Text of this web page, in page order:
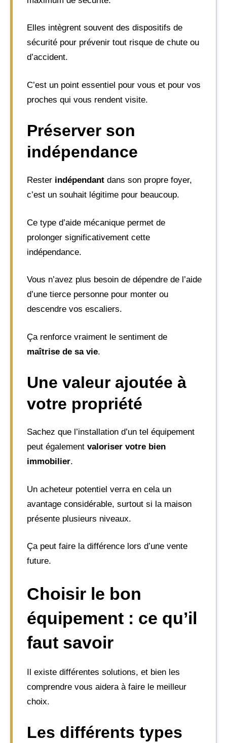
Elles intègrent souvent des dispositifs de
sécurité pour prévenir tout risque de chute ou
d’accident.
C’est un point essentiel pour vous et pour vos
proches qui vous rendent visite.
Préserver son
indépendance
Rester indépendant dans son propre foyer,
c’est un souhait légitime pour beaucoup.
Ce type d’aide mécanique permet de
prolonger significativement cette
indépendance.
Vous n’avez plus besoin de dépendre de l’aide
d’une tierce personne pour monter ou
descendre vos escaliers.
Ça renforce vraiment le sentiment de
maîtrise de sa vie.
Une valeur ajoutée à
votre propriété
Sachez que l’installation d’un tel équipement
peut également valoriser votre bien
immobilier.
Un acheteur potentiel verra en cela un
avantage considérable, surtout si la maison
présente plusieurs niveaux.
Ça peut faire la différence lors d’une vente
future.
Choisir le bon
équipement : ce qu’il
faut savoir
Il existe différentes solutions, et bien les
comprendre vous aidera à faire le meilleur
choix.
Les différents types